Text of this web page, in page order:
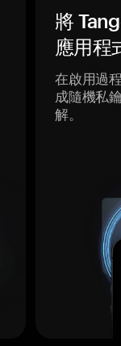
將
應用程
在啟用過
成隨機私
解。